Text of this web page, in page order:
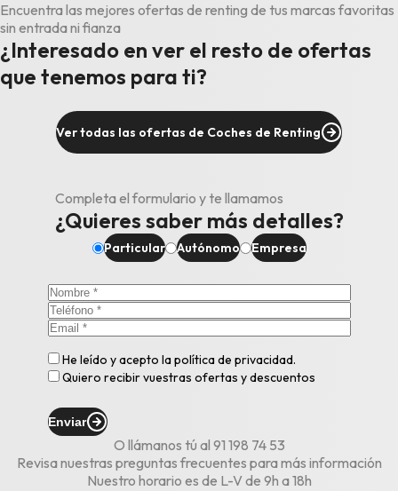
Encuentra las mejores ofertas de renting de tus marcas favoritas
sin entrada ni fianza
¿Interesado en ver el resto de ofertas
que tenemos para ti?
Ver todas las ofertas de Coches de Renting
Completa el formulario y te llamamos
¿Quieres saber más detalles?
Particular Autónomo Empresa
He leído y acepto lapolítica de privacidad.
Quiero recibir vuestras ofertas y descuentos
Enviar
O llámanos tú al 91 198 74 53
Revisa nuestras preguntas frecuentes para más información
Nuestro horario es de L-V de 9h a 18h